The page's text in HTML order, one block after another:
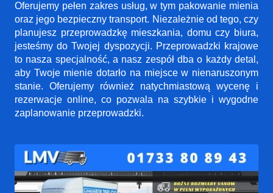
Oferujemy pełen zakres usług, w tym pakowanie mienia
oraz jego bezpieczny transport. Niezależnie od tego, czy
planujesz przeprowadzkę mieszkania, domu czy biura,
jesteśmy do Twojej dyspozycji. Przeprowadzki krajowe
to nasza specjalność, a nasz zespół dba o każdy detal,
aby Twoje mienie dotarło na miejsce w nienaruszonym
stanie. Oferujemy również natychmiastową wycenę i
rezerwacje online, co pozwala na szybkie i wygodne
zaplanowanie przeprowadzki.